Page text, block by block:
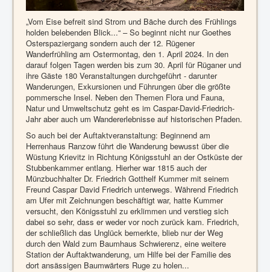
„Vom Eise befreit sind Strom und Bäche durch des Frühlings
holden belebenden Blick...“ – So beginnt nicht nur Goethes
Osterspaziergang sondern auch der 12. Rügener
Wanderfrühling am Ostermontag, den 1. April 2024. In den
darauf folgen Tagen werden bis zum 30. April für Rüganer und
ihre Gäste 180 Veranstaltungen durchgeführt - darunter
Wanderungen, Exkursionen und Führungen über die größte
pommersche Insel. Neben den Themen Flora und Fauna,
Natur und Umweltschutz geht es im Caspar-David-Friedrich-
Jahr aber auch um Wandererlebnisse auf historischen Pfaden.
So auch bei der Auftaktveranstaltung: Beginnend am
Herrenhaus Ranzow führt die Wanderung bewusst über die
Wüstung Krievitz in Richtung Königsstuhl an der Ostküste der
Stubbenkammer entlang. Hierher war 1815 auch der
Münzbuchhalter Dr. Friedrich Gotthelf Kummer mit seinem
Freund Caspar David Friedrich unterwegs. Während Friedrich
am Ufer mit Zeichnungen beschäftigt war, hatte Kummer
versucht, den Königsstuhl zu erklimmen und verstieg sich
dabei so sehr, dass er weder vor noch zurück kam. Friedrich,
der schließlich das Unglück bemerkte, blieb nur der Weg
durch den Wald zum Baumhaus Schwierenz, eine weitere
Station der Auftaktwanderung, um Hilfe bei der Familie des
dort ansässigen Baumwärters Ruge zu holen...